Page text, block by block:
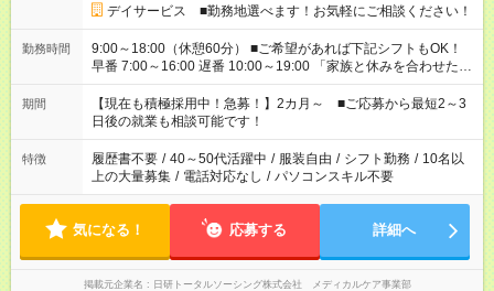
デイサービス ■勤務地選べます！お気軽にご相談ください！
勤務時間
9:00～18:00（休憩60分） ■ご希望があれば下記シフトもOK！
早番 7:00～16:00 遅番 10:00～19:00 「家族と休みを合わせた
い」 「余裕を持って夕飯の準備がしたい」 「できれば残業はし
たくない」 など、ご希望を教えてくださいね。 ※Wワーク希望
の方へ 今ご覧のお仕事で希望する勤務時間と、もう1つのお仕事
の勤務時間。 合計で週40時間を超える場合は応募できません。
期間
【現在も積極採用中！急募！】2カ月～ ■ご応募から最短2～3
日後の就業も相談可能です！
特徴 履歴書不要 / 40～50代活躍中 / 服装自由 / シフト勤務 / 10名以
上の大量募集 / 電話対応なし / パソコンスキル不要
気になる！ 応募する 詳細へ
掲載元企業名 日研トータルソーシング株式会社 メディカルケア事業部